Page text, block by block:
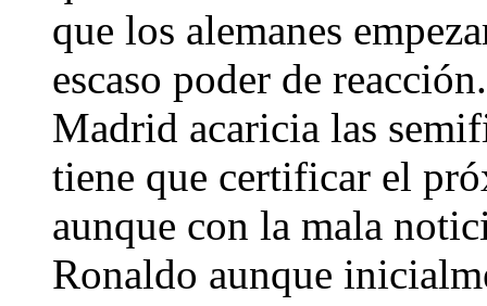
que los alemanes
escaso poder de
Madrid acaricia las
tiene que certificar el
aunque con la mala
Ronaldo aunque